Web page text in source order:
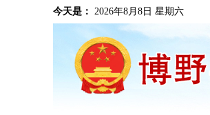
今天是： 2026年8月8日 星期六